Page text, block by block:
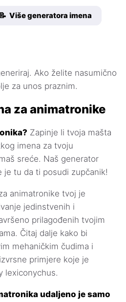
📝 Više generatora imena
Ako želite nasumično
za unos praznim.
za animatronike
Zapinje li tvoja mašta
imena za tvoju
sreće. Naš generator
je tu da ti posudi zupčanik!
animatronike tvoj je
jedinstvenih i
prilagođenih tvojim
Čitaj dalje kako bi
mehaničkim čudima i
primjere koje je
lexiconychus.
udaljeno je samo